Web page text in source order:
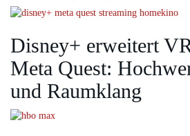
Disney+ erweitert
Meta Quest:
und Raumklang